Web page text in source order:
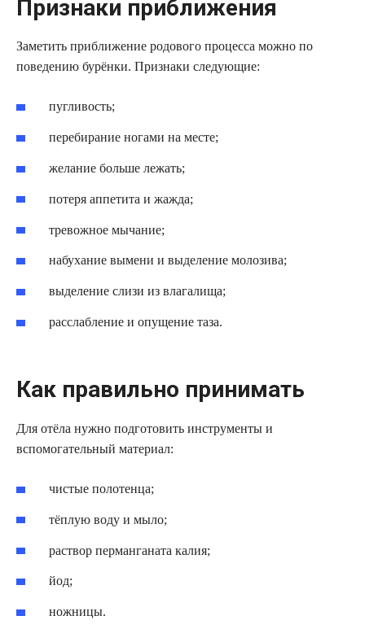
Признаки приближения
Заметить приближение родового процесса можно по
поведению бурёнки. Признаки следующие:
пугливость;
перебирание ногами на месте;
желание больше лежать;
потеря аппетита и жажда;
тревожное мычание;
набухание вымени и выделение молозива;
выделение слизи из влагалища;
расслабление и опущение таза.
Как правильно принимать
Для отёла нужно подготовить инструменты и
вспомогательный материал:
чистые полотенца;
тёплую воду и мыло;
раствор перманганата калия;
йод;
ножницы.